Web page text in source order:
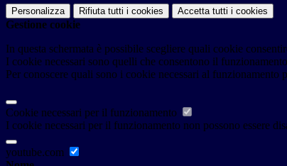
Personalizza Rifiuta tutti i cookies Accetta tutti i cookies
Gestione cookie
In questa schermata è possibile scegliere quali cookie
I cookie necessari sono quelli che consentono il
Per conoscere quali sono i cookie necessari al funzionamento
Cookie necessari per il funzionamento
I cookie necessari per il funzionamento non possono essere
youtube.com